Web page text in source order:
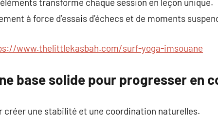
à force d’essais d’échecs et de moments
www.thelittlekasbah.com/surf-yoga-imsouane
base solide pour progresser en
créer une stabilité et une coordination naturelles.